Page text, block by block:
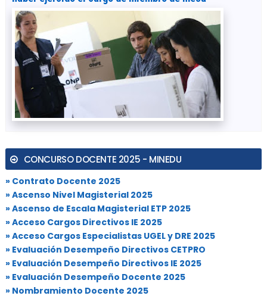
CONCURSO DOCENTE 2025 - MINEDU
» Contrato Docente 2025
» Ascenso Nivel Magisterial 2025
» Ascenso de Escala Magisterial ETP 2025
» Acceso Cargos Directivos IE 2025
» Acceso Cargos Especialistas UGEL y DRE 2025
» Evaluación Desempeño Directivos CETPRO
» Evaluación Desempeño Directivos IE 2025
» Evaluación Desempeño Docente 2025
» Nombramiento Docente 2025